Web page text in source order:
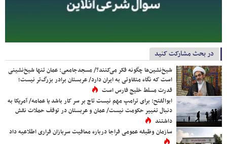
در بحث مشارکت کنید
شیخ‌نشین‌ها چگونه فکر می‌کنند؟/ مسجدجامعی: عمان تنها شیخ‌نشینی
است که نگاه متفاوتی به ایران دارد/ عربستان برادر بزرگ‌تر نیست؛
قدرت مسلط خلیج فارس است
ابوالفتح: برای ترامپ مهم نیست تاج بر سر کار باشد یا عمامه/ آمریکا به
دنبال تغییر حکومت نیست/ عمان و عربستان در توقف حملات نقش
داشتند
سازمان وظیفه عمومی فراجا درباره معافیت سربازان فراری اطلاعیه داد